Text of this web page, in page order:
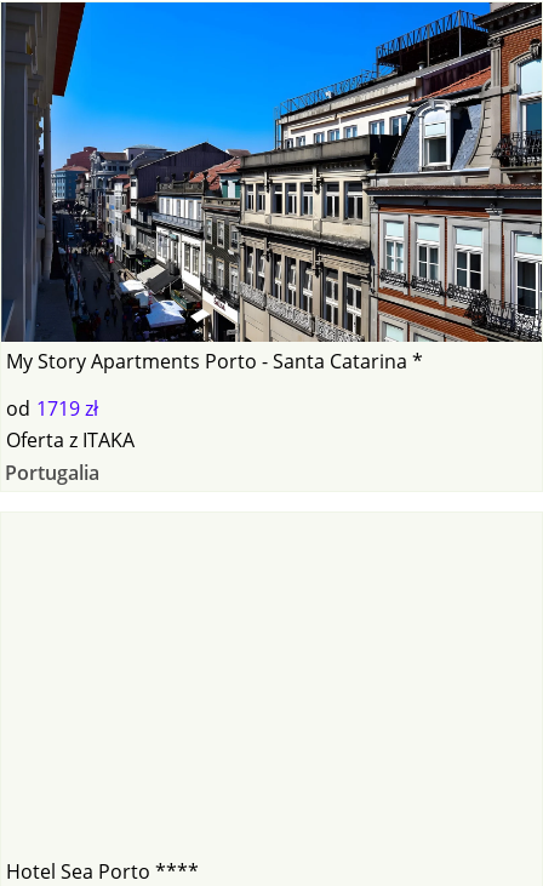
My Story Apartments Porto - Santa Catarina *
od 1719 zł
Oferta z ITAKA
Portugalia
Hotel Sea Porto ****